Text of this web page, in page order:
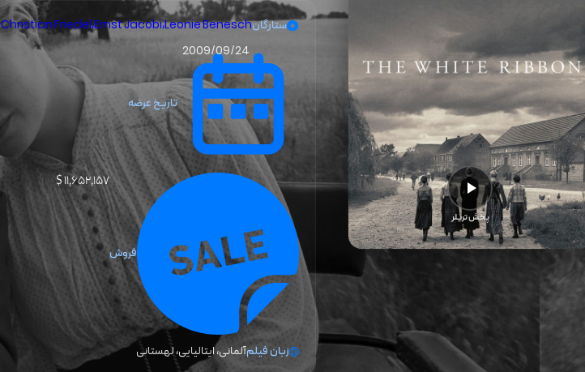
پخش تریلر
ستارگان Christian Friedel،Ernst Jacobi،Leonie Benesch
تاریخ عرضه
2009/09/24
فروش
۱۱٬۶۵۲٬۱۵۷ $
زبان فیلمآلمانی، ایتالیایی، لهستانی